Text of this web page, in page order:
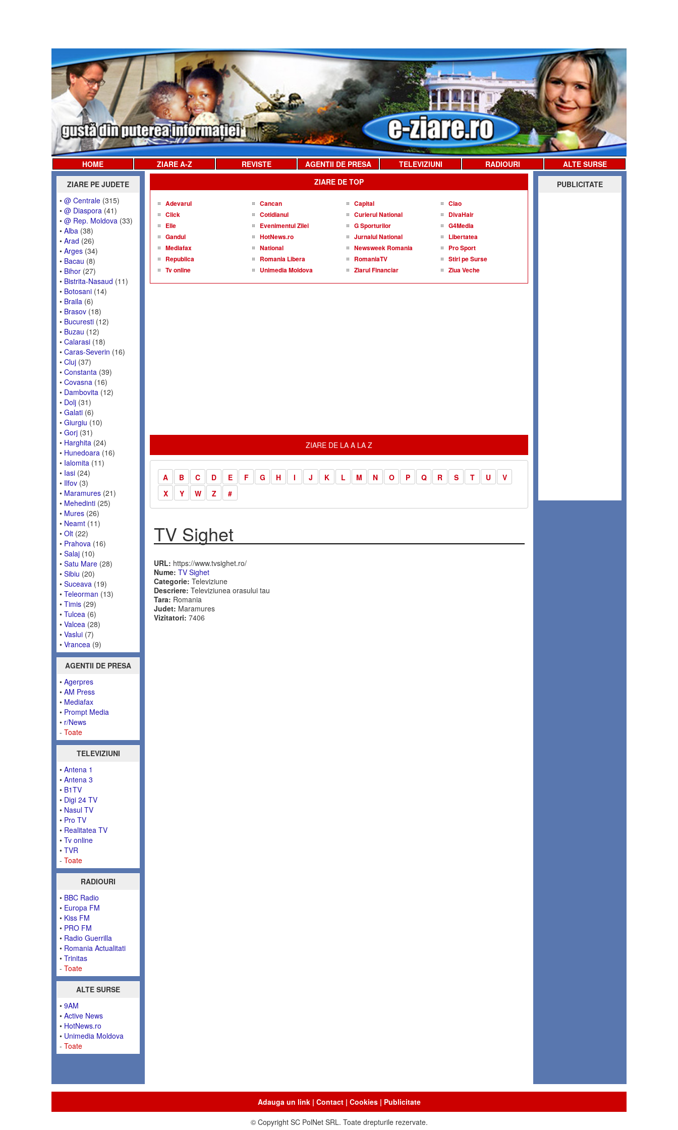
HOME ZIARE A-Z REVISTE AGENTII DE PRESA TELEVIZIUNI RADIOURI
ALTE SURSE
ZIARE PE JUDETE
• @ Centrale (315)
• @ Diaspora (41)
• @ Rep. Moldova (33)
• Alba (38)
• Arad (26)
• Arges (34)
• Bacau (8)
• Bihor (27)
• Bistrita-Nasaud (11)
• Botosani (14)
• Braila (6)
• Brasov (18)
• Bucuresti (12)
• Buzau (12)
• Calarasi (18)
• Caras-Severin (16)
• Cluj (37)
• Constanta (39)
• Covasna (16)
• Dambovita (12)
• Dolj (31)
• Galati (6)
• Giurgiu (10)
• Gorj (31)
• Harghita (24)
• Hunedoara (16)
• Ialomita (11)
• Iasi (24)
• Ilfov (3)
• Maramures (21)
• Mehedinti (25)
• Mures (26)
• Neamt (11)
• Olt (22)
• Prahova (16)
• Salaj (10)
• Satu Mare (28)
• Sibiu (20)
• Suceava (19)
• Teleorman (13)
• Timis (29)
• Tulcea (6)
• Valcea (28)
• Vaslui (7)
• Vrancea (9)
AGENTII DE PRESA
• Agerpres
• AM Press
• Mediafax
• Prompt Media
• r/News
- Toate
TELEVIZIUNI
• Antena 1
• Antena 3
• B1TV
• Digi 24 TV
• Nasul TV
• Pro TV
• Realitatea TV
• Tv online
• TVR
- Toate
RADIOURI
• BBC Radio
• Europa FM
• Kiss FM
• PRO FM
• Radio Guerrilla
• Romania Actualitati
• Trinitas
- Toate
ALTE SURSE
• 9AM
• Active News
• HotNews.ro
• Unimedia Moldova
- Toate
ZIARE DE TOP
Adevarul Cancan Capital
Ciao
Click
Cotidianul Curierul National
DivaHair
Elle
Evenimentul Zilei G Sporturilor
G4Media
Gandul
HotNews.ro Jurnalul National
Libertatea
Mediafax
National Newsweek Romania
Pro Sport
Republica
Romania Libera RomaniaTV
Stiri pe Surse
Tv online
Unimedia Moldova Ziarul Financiar Ziua Veche
ZIARE DE LA A LA Z
A B C D E F G H I J K L M N O P Q R S T U
V
X
Y W Z #
TV Sighet
URL: https://www.tvsighet.ro/
Nume: TV Sighet
Categorie: Televiziune
Descriere: Televiziunea orasului tau
Tara: Romania
Judet: Maramures
Vizitatori: 7406
PUBLICITATE
Adauga un link| Contact| Cookies| Publicitate
© Copyright SC PolNet SRL. Toate drepturile rezervate.